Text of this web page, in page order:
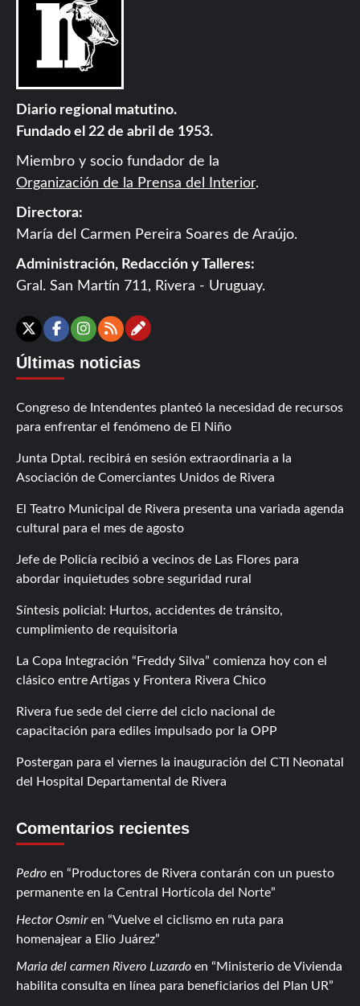
Diario regional matutino.
Fundado el 22 de abril de 1953.
Miembro y socio fundador de la
Organización de la Prensa del Interior.
Directora:
María del Carmen Pereira Soares de Araújo.
Administración, Redacción y Talleres:
Gral. San Martín 711, Rivera - Uruguay.
X Facebook
Instagram
RSSContáctanos
Últimas noticias
Congreso de Intendentes planteó la necesidad de recursos
para enfrentar el fenómeno de El Niño
Junta Dptal. recibirá en sesión extraordinaria a la
Asociación de Comerciantes Unidos de Rivera
El Teatro Municipal de Rivera presenta una variada agenda
cultural para el mes de agosto
Jefe de Policía recibió a vecinos de Las Flores para
abordar inquietudes sobre seguridad rural
Síntesis policial: Hurtos, accidentes de tránsito,
cumplimiento de requisitoria
La Copa Integración “Freddy Silva” comienza hoy con el
clásico entre Artigas y Frontera Rivera Chico
Rivera fue sede del cierre del ciclo nacional de
capacitación para ediles impulsado por la OPP
Postergan para el viernes la inauguración del CTI Neonatal
del Hospital Departamental de Rivera
Comentarios recientes
Pedro en
Productores de Rivera contarán con un puesto
permanente en la Central Hortícola del Norte
Hector Osmiren
Vuelve el ciclismo en ruta para
homenajear a Elio Juárez
Maria del carmen Rivero Luzardo en
Ministerio de Vivienda
habilita consulta en línea para beneficiarios del Plan UR